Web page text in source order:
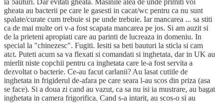
la bauturi. Dar evitati gheata. Masinile alea de unde primiti voi
gheata au bacterii pe care le gasesti in cacat/wc pentru ca nu sunt
spalate/curate cum trebuie si pe unde trebuie. Iar mancarea ... sa stiti
ca de mai multe ori v-a fost scapata mancarea pe jos. Si am auzit si
de la prieteni apropiati care au parinti de lucreaza in domeniu. In
special la "chinezesc". Fugiti. Iesiti sa beti bauturi la sticla si cam
atat. Puteti acum sa va flexati si comandati si inghetata, dar in UK au
mierlit niste copchii pentru ca inghetata care le-a fost servita a
dezvoltat o bacterie. Ce-au facut carlanii? Au lasat cutiile de
inghetata in frigiderul de-afara pe care seara l-au scos din priza (asa
se face). Si a doua zi cand au vazut, ca sa nu isi ia mustrare, au bagat
inghetata in camera frigorifica. Cand s-a intarit, au scos-o si au